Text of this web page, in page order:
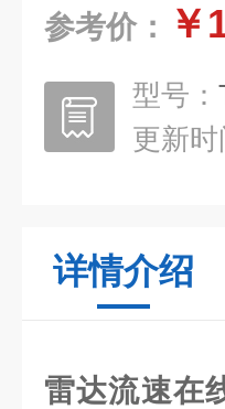
参考价： ￥
型号：
更新时
详情介绍
雷达流速在